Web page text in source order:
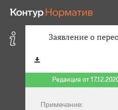
Заявление о
Редакция от
Примечание: